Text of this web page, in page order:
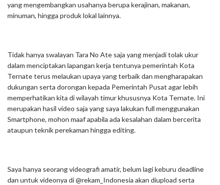
yang mengembangkan usahanya berupa kerajinan, makanan,
minuman, hingga produk lokal lainnya.
Tidak hanya swalayan Tara No Ate saja yang menjadi tolak ukur
dalam menciptakan lapangan kerja tentunya pemerintah Kota
Ternate terus melaukan upaya yang terbaik dan mengharapakan
dukungan serta dorongan kepada Pemerintah Pusat agar lebih
memperhatikan kita di wilayah timur khususnya Kota Ternate. Ini
merupakan hasil video saja yang saya lakukan full menggunakan
Smartphone, mohon maaf apabila ada kesalahan dalam bercerita
ataupun teknik perekaman hingga editing.
Saya hanya seorang videografi amatir, belum lagi keburu deadline
dan untuk videonya di @rekam_Indonesia akan diupload serta